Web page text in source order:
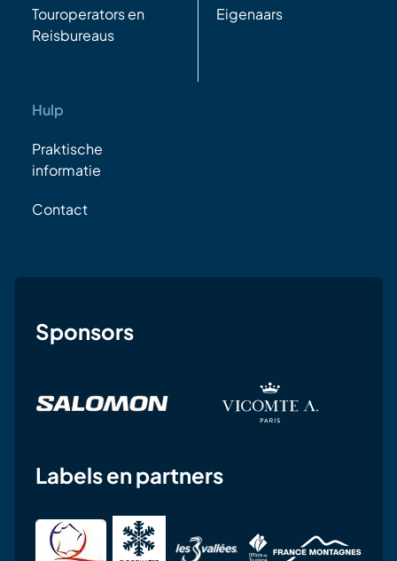
Touroperators en
Reisbureaus
Eigenaars
Hulp
Praktische
informatie
Contact
Sponsors
Labels en partners